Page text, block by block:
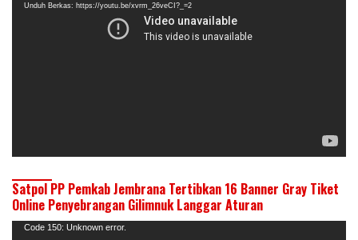
Unduh Berkas: https://youtu.be/xvrm_26veCI?_=2
Satpol PP Pemkab Jembrana Tertibkan 16 Banner Gray Tiket
Online Penyebrangan Gilimnuk Langgar Aturan
Pemutar
Code 150: Unknown error.